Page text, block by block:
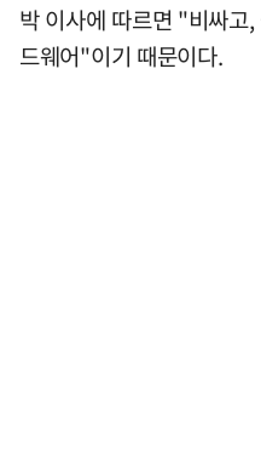
박 이사에 따르면 "비싸고
드웨어"이기 때문이다.